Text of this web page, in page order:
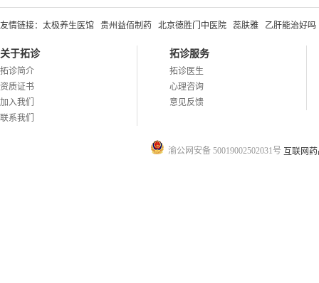
友情链接： 太极养生医馆 贵州益佰制药 北京德胜门中医院 蕊肤雅 乙肝能治好吗
关于拓诊
拓诊简介
资质证书
加入我们
联系我们
拓诊服务
拓诊医生
心理咨询
意见反馈
渝公网安备 50019002502031号 互联网